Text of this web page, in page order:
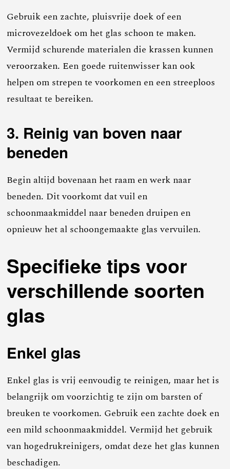
Gebruik een zachte, pluisvrije doek of een
microvezeldoek om het glas schoon te maken.
Vermijd schurende materialen die krassen kunnen
veroorzaken. Een goede ruitenwisser kan ook
helpen om strepen te voorkomen en een streeploos
resultaat te bereiken.
3. Reinig van boven naar
beneden
Begin altijd bovenaan het raam en werk naar
beneden. Dit voorkomt dat vuil en
schoonmaakmiddel naar beneden druipen en
opnieuw het al schoongemaakte glas vervuilen.
Specifieke tips voor
verschillende soorten
glas
Enkel glas
Enkel glas is vrij eenvoudig te reinigen, maar het is
belangrijk om voorzichtig te zijn om barsten of
breuken te voorkomen. Gebruik een zachte doek en
een mild schoonmaakmiddel. Vermijd het gebruik
van hogedrukreinigers, omdat deze het glas kunnen
beschadigen.